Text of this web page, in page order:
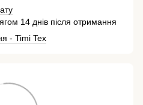
14 днів після отримання
- Timi Tex